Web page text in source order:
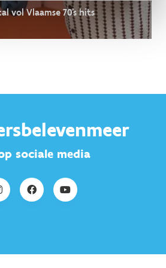
vol Vlaamse 70's hits
sociale media